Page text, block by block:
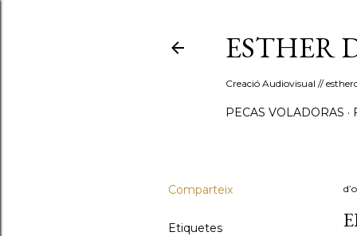
ESTHER
Creació Audiovisual //
PECAS VOLADORAS
Comparteix
Etiquetes